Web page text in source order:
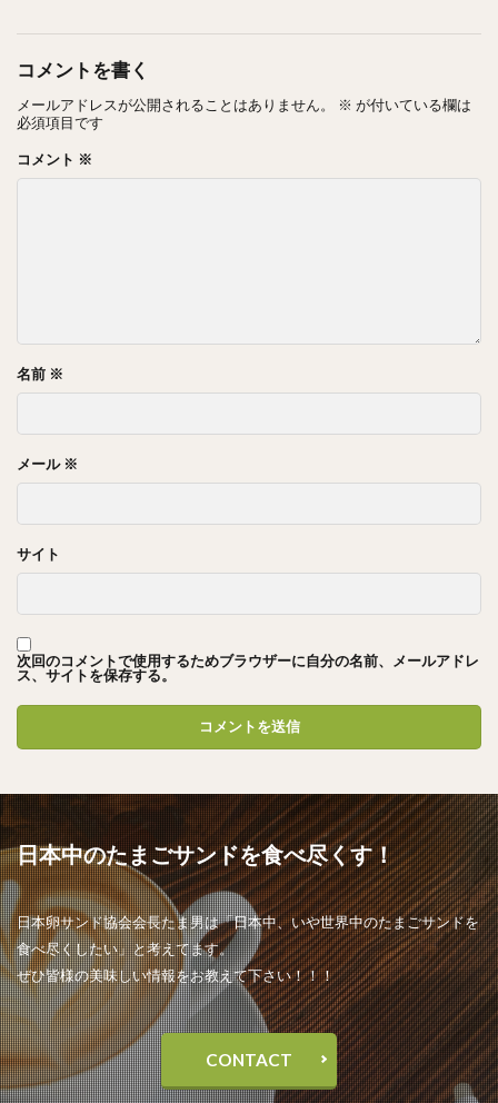
コメントを書く
メールアドレスが公開されることはありません。 ※ が付いている欄は
必須項目です
コメント ※
名前 ※
メール ※
サイト
次回のコメントで使用するためブラウザーに自分の名前、メールアドレ
ス、サイトを保存する。
日本中のたまごサンドを食べ尽くす！
日本卵サンド協会会長たま男は「日本中、いや世界中のたまごサンドを
食べ尽くしたい」と考えてます。
ぜひ皆様の美味しい情報をお教えて下さい！！！
CONTACT